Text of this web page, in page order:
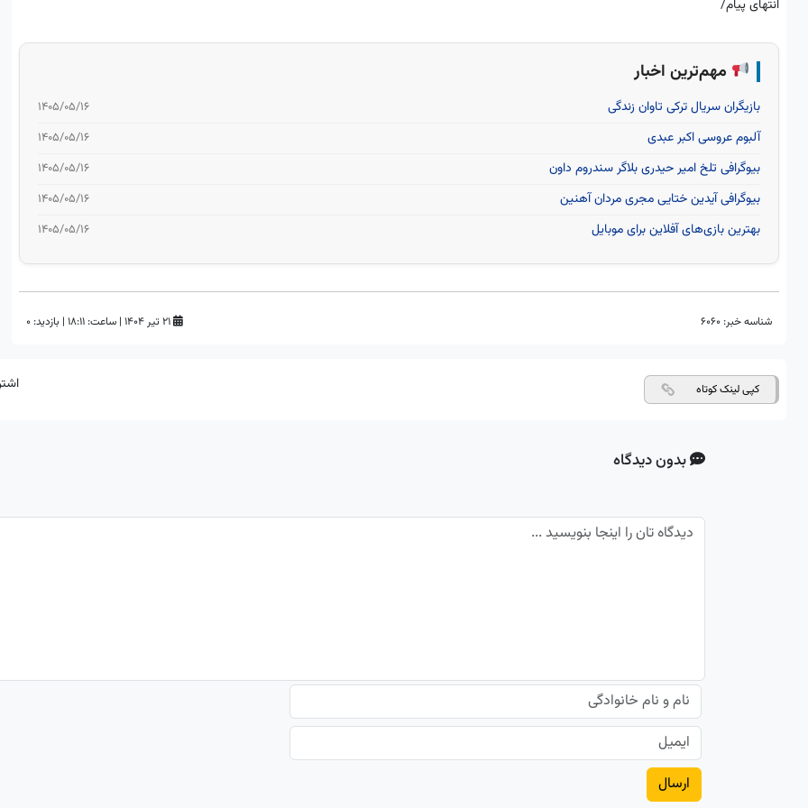
انتهای پیام/
مهم‌ترین اخبار
بازیگران سریال ترکی تاوان زندگی ۱۴۰۵/۰۵/۱۶
آلبوم عروسی اکبر عبدی ۱۴۰۵/۰۵/۱۶
بیوگرافی تلخ امیر حیدری بلاگر سندروم داون ۱۴۰۵/۰۵/۱۶
بیوگرافی آیدین ختایی مجری مردان آهنین ۱۴۰۵/۰۵/۱۶
بهترین بازی‌های آفلاین برای موبایل ۱۴۰۵/۰۵/۱۶
شناسه خبر: ۲۱ تیر ۱۴۰۴ | ساعت: ۱۸:۱۱ | بازدید: 0
کپی لینک کوتاه
بدون دیدگاه